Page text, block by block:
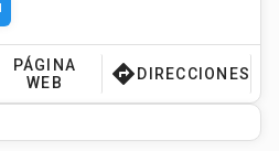
PÁGINA
WEB
directions DIRECCIONES